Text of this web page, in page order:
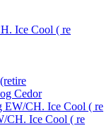
Ice Cool ( re
Cedor
EW/CH. Ice Cool ( re
CH. Ice Cool ( re